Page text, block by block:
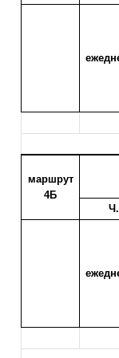
маршрут
4Б
Ч.